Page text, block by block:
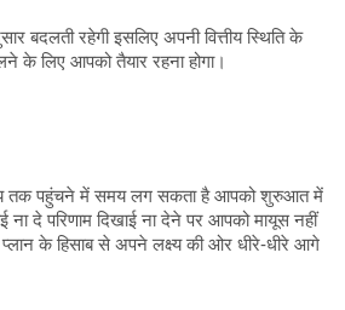
बदलती रहेगी इसलिए अपनी वित्तीय स्थिति के
के लिए आपको तैयार रहना होगा।
तक पहुंचने में समय लग सकता है आपको शुरुआत में
ना दे परिणाम दिखाई ना देने पर आपको मायूस नहीं
के हिसाब से अपने लक्ष्य की ओर धीरे-धीरे आगे